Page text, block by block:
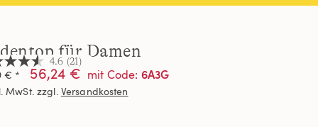
für Damen
4.6 (21)
€ * 56,24 € mit Code: 6A3G
MwSt. zzgl. Versandkosten